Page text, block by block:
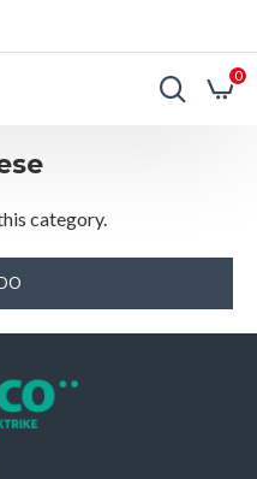
0
category.